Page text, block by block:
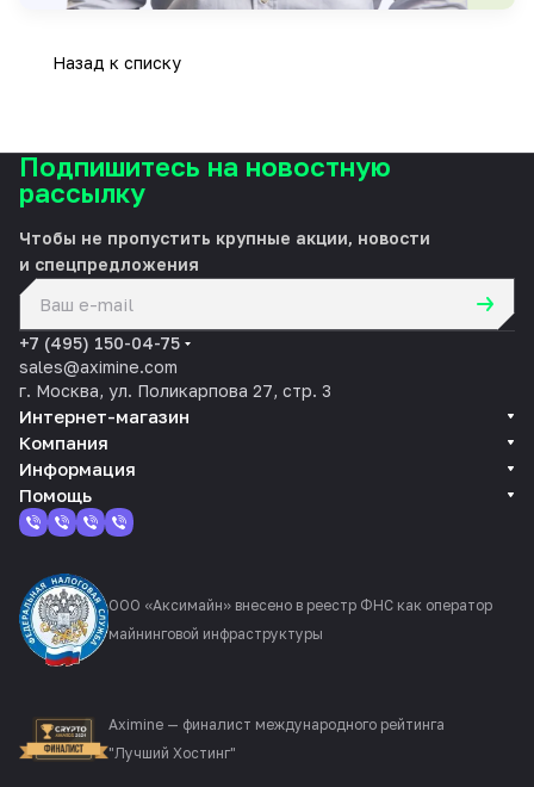
Назад к списку
Подпишитесь на новостную
рассылку
Чтобы не пропустить крупные акции, новости
и спецпредложения
+7 (495) 150-04-75
sales@aximine.com
г. Москва, ул. Поликарпова 27, стр. 3
Интернет-магазин
Компания
Информация
Помощь
ООО «Аксимайн» внесено в реестр ФНС как оператор
майнинговой инфраструктуры
Aximine — финалист международного рейтинга
"Лучший Хостинг"